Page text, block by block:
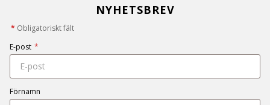
NYHETSBREV
* Obligatoriskt fält
E-post *
Förnamn